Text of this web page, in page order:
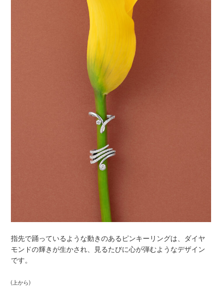
指先で踊っているような動きのあるピンキーリングは、ダイヤ
モンドの輝きが⽣かされ、⾒るたびに⼼が弾むようなデザイン
です。
(上から)